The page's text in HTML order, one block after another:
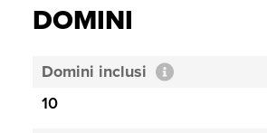
DOMINI
Domini inclusi
10